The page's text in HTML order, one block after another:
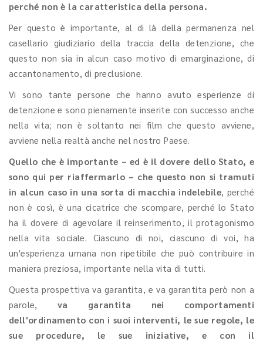
perché non è la caratteristica della persona.
Per questo è importante, al di là della permanenza nel
casellario giudiziario della traccia della detenzione, che
questo non sia in alcun caso motivo di emarginazione, di
accantonamento, di preclusione.
Vi sono tante persone che hanno avuto esperienze di
detenzione e sono pienamente inserite con successo anche
nella vita; non è soltanto nei film che questo avviene,
avviene nella realtà anche nel nostro Paese.
Quello che è importante – ed è il dovere dello Stato, e
sono qui per riaffermarlo – che questo non si tramuti
in alcun caso in una sorta di macchia indelebile, perché
non è così, è una cicatrice che scompare, perché lo Stato
ha il dovere di agevolare il reinserimento, il protagonismo
nella vita sociale. Ciascuno di noi, ciascuno di voi, ha
un'esperienza umana non ripetibile che può contribuire in
maniera preziosa, importante nella vita di tutti.
Questa prospettiva va garantita, e va garantita però non a
parole, va garantita nei comportamenti
dell'ordinamento con i suoi interventi, le sue regole, le
sue procedure, le sue iniziative, e con il